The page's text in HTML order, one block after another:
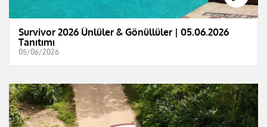
Survivor 2026 Ünlüler & Gönüllüler | 05.06.2026
Tanıtımı
05/06/2026